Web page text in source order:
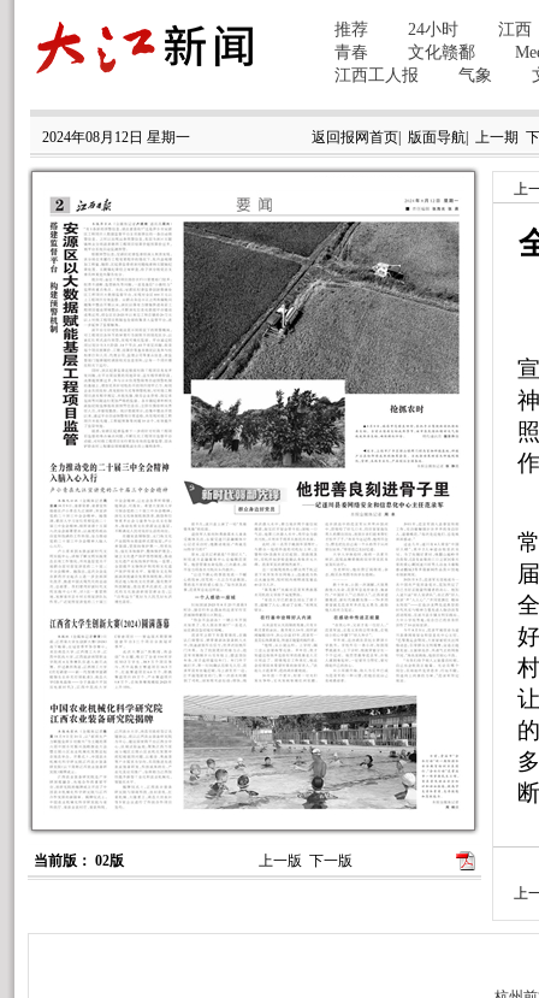
2024年08月12日 星期一 返回报网首页| 版面导航| 上一期
当前版： 02版 上一版 下一版
上
上